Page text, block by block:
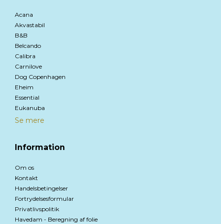
Acana
Akvastabil
B&B
Belcando
Calibra
Carnilove
Dog Copenhagen
Eheim
Essential
Eukanuba
Se mere
Information
Om os
Kontakt
Handelsbetingelser
Fortrydelsesformular
Privatlivspolitik
Havedam - Beregning af folie